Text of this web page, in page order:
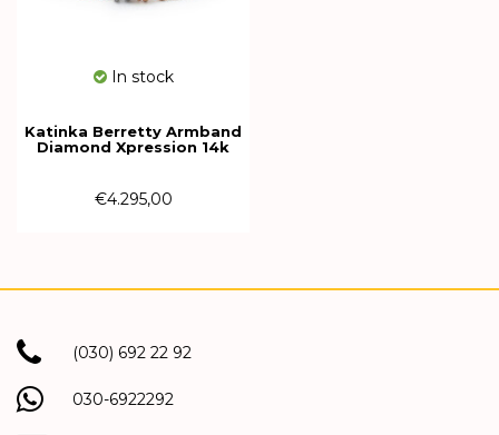
In stock
Katinka Berretty Armband
Diamond Xpression 14k
€4.295,00
(030) 692 22 92
030-6922292